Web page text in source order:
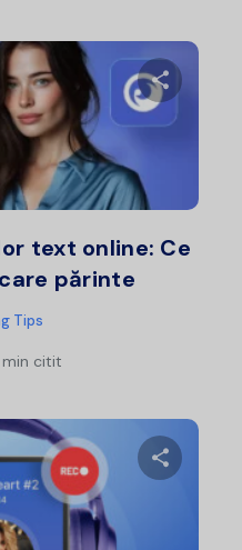
text online: Ce
părinte
Tips
citit